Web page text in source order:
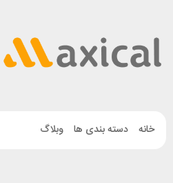
خانه دسته بندی ها وبلاگ